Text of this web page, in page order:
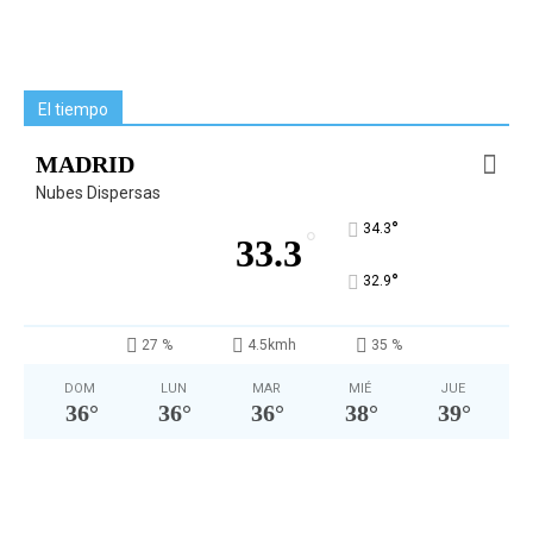
El tiempo
MADRID
Nubes Dispersas
33.3 ° 34.3°
32.9°
27 % 4.5kmh 35 %
DOM
36°
LUN
36°
MAR
36°
MIÉ
38°
JUE
39°